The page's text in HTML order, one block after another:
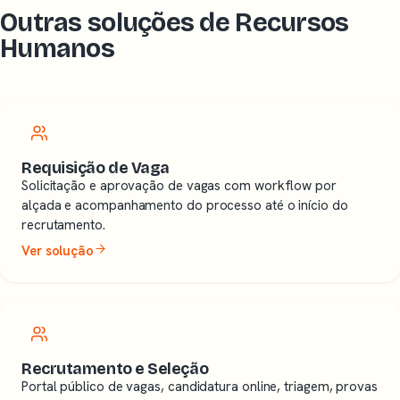
Outras soluções de Recursos
Humanos
Requisição de Vaga
Solicitação e aprovação de vagas com workflow por
alçada e acompanhamento do processo até o início do
recrutamento.
Ver solução
Recrutamento e Seleção
Portal público de vagas, candidatura online, triagem, provas